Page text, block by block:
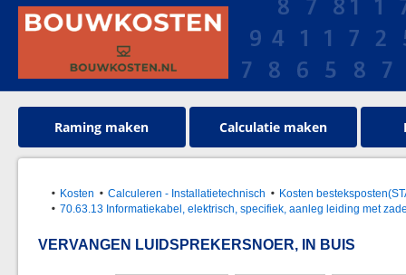
Raming maken Calculatie maken
Kosten Calculeren - Installatietechnisch
Kosten
70.63.13 Informatiekabel, elektrisch, specifiek, aanleg leiding met
VERVANGEN LUIDSPREKERSNOER, IN BUIS